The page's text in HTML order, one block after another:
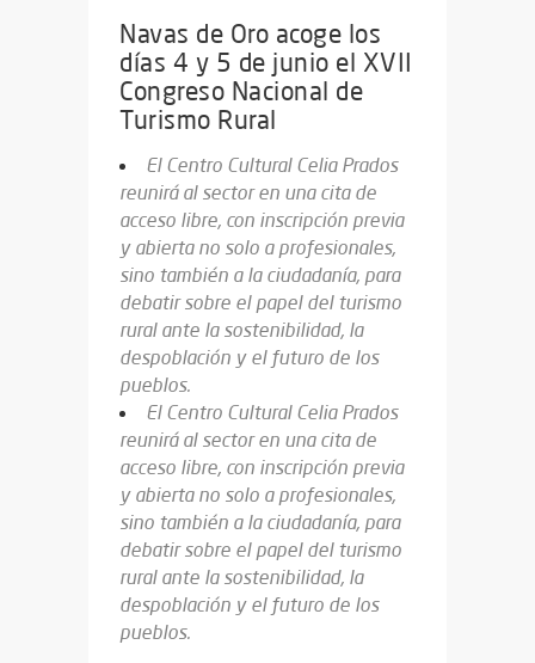
Navas de Oro acoge los
días 4 y 5 de junio el XVII
Congreso Nacional de
Turismo Rural
El Centro Cultural Celia Prados
reunirá al sector en una cita de
acceso libre, con inscripción previa
y abierta no solo a profesionales,
sino también a la ciudadanía, para
debatir sobre el papel del turismo
rural ante la sostenibilidad, la
despoblación y el futuro de los
pueblos.
El Centro Cultural Celia Prados
reunirá al sector en una cita de
acceso libre, con inscripción previa
y abierta no solo a profesionales,
sino también a la ciudadanía, para
debatir sobre el papel del turismo
rural ante la sostenibilidad, la
despoblación y el futuro de los
pueblos.